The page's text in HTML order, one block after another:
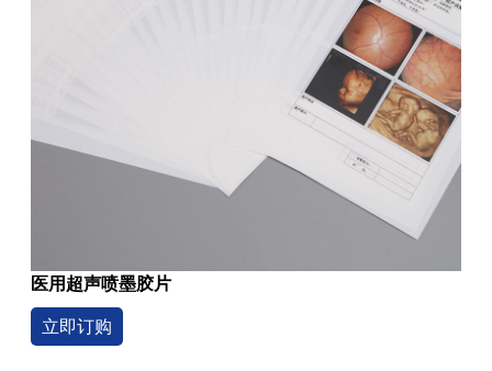
医用超声喷墨胶片
立即订购